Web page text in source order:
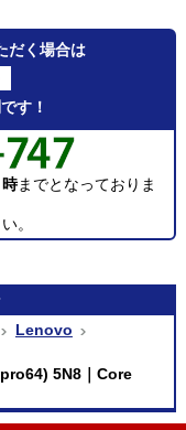
だく場合は
す！
までとなっておりま
。
Lenovo
5N8｜Core